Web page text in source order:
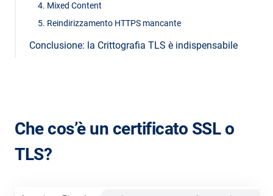
4. Mixed Content
5. Reindirizzamento HTTPS mancante
Conclusione: la Crittografia TLS è indispensabile
Che cos’è un certificato SSL o
TLS?